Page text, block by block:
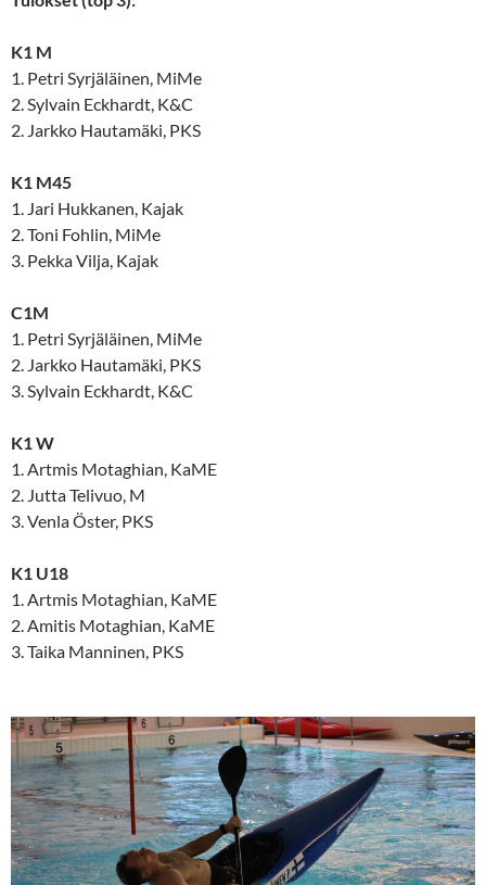
K1 M
1. Petri Syrjäläinen, MiMe
2. Sylvain Eckhardt, K&C
2. Jarkko Hautamäki, PKS
K1 M45
1. Jari Hukkanen, Kajak
2. Toni Fohlin, MiMe
3. Pekka Vilja, Kajak
C1M
1. Petri Syrjäläinen, MiMe
2. Jarkko Hautamäki, PKS
3. Sylvain Eckhardt, K&C
K1 W
1. Artmis Motaghian, KaME
2. Jutta Telivuo, M
3. Venla Öster, PKS
K1 U18
1. Artmis Motaghian, KaME
2. Amitis Motaghian, KaME
3. Taika Manninen, PKS